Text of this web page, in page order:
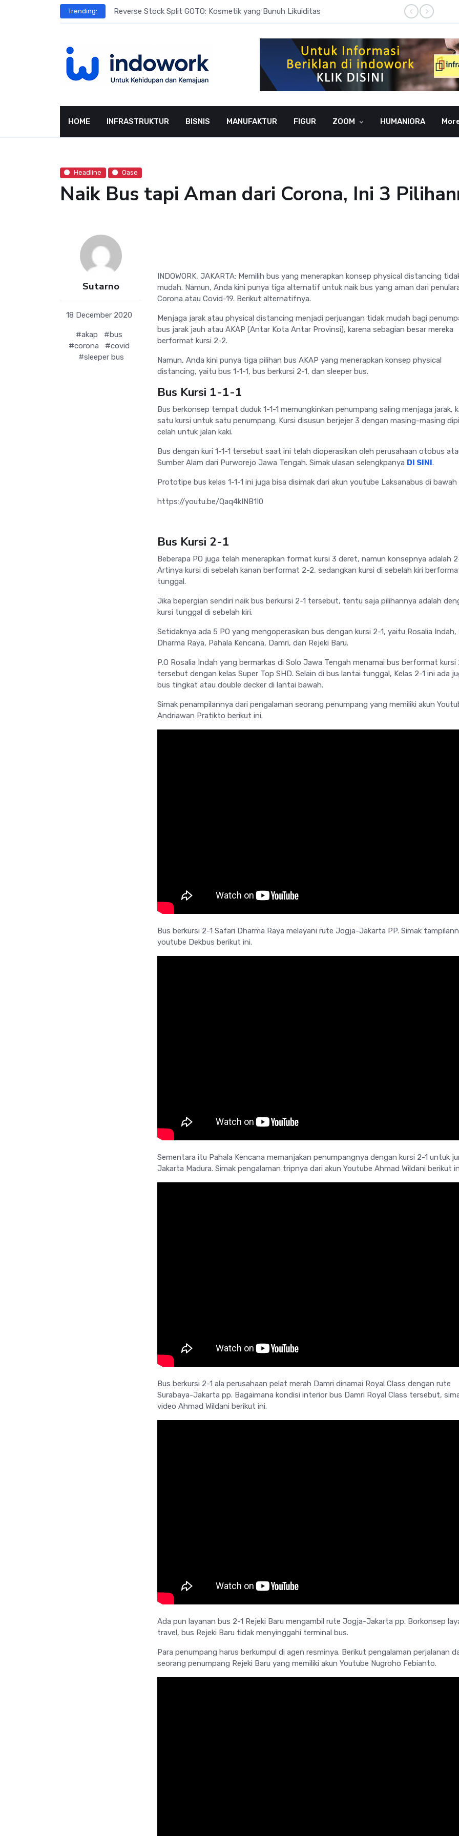
Trending: Reverse Stock Split GOTO: Kosmetik yang Bunuh Likuiditas
HOME INFRASTRUKTUR BISNIS MANUFAKTUR FIGUR ZOOM HUMANIORA
Headline Oase
Naik Bus tapi Aman dari Corona, Ini 3
Sutarno
18 December 2020
#akap
#bus
#corona
#covid
#sleeper bus
INDOWORK, JAKARTA: Memilih bus yang menerapkan konsep physical distancing
mudah. Namun, Anda kini punya tiga alternatif untuk naik bus yang aman dari
Corona atau Covid-19. Berikut alternatifnya.
Menjaga jarak atau physical distancing menjadi perjuangan tidak mudah bagi
bus jarak jauh atau AKAP (Antar Kota Antar Provinsi), karena sebagian besar mereka
berformat kursi 2-2.
Namun, Anda kini punya tiga pilihan bus AKAP yang menerapkan konsep physical
distancing, yaitu bus 1-1-1, bus berkursi 2-1, dan sleeper bus.
Bus Kursi 1-1-1
Bus berkonsep tempat duduk 1-1-1 memungkinkan penumpang saling menjaga jarak,
satu kursi untuk satu penumpang. Kursi disusun berjejer 3 dengan masing-masing
celah untuk jalan kaki.
Bus dengan kuri 1-1-1 tersebut saat ini telah dioperasikan oleh perusahaan otobus
Sumber Alam dari Purworejo Jawa Tengah. Simak ulasan selengkpanya DI SINI.
Prototipe bus kelas 1-1-1 ini juga bisa disimak dari akun youtube Laksanabus di bawah
https://youtu.be/Qaq4kINB1I0
Bus Kursi 2-1
Beberapa PO juga telah menerapkan format kursi 3 deret, namun konsepnya adalah
Artinya kursi di sebelah kanan berformat 2-2, sedangkan kursi di sebelah kiri
tunggal.
Jika bepergian sendiri naik bus berkursi 2-1 tersebut, tentu saja pilihannya adalah
kursi tunggal di sebelah kiri.
Setidaknya ada 5 PO yang mengoperasikan bus dengan kursi 2-1, yaitu Rosalia Indah,
Dharma Raya, Pahala Kencana, Damri, dan Rejeki Baru.
P.O Rosalia Indah yang bermarkas di Solo Jawa Tengah menamai bus berformat kursi
tersebut dengan kelas Super Top SHD. Selain di bus lantai tunggal, Kelas 2-1 ini ada
bus tingkat atau double decker di lantai bawah.
Simak penampilannya dari pengalaman seorang penumpang yang memiliki akun
Andriawan Pratikto berikut ini.
Bus berkursi 2-1 Safari Dharma Raya melayani rute Jogja-Jakarta PP. Simak
youtube Dekbus berikut ini.
Sementara itu Pahala Kencana memanjakan penumpangnya dengan kursi 2-1 untuk
Jakarta Madura. Simak pengalaman tripnya dari akun Youtube Ahmad Wildani berikut
Bus berkursi 2-1 ala perusahaan pelat merah Damri dinamai Royal Class dengan rute
Surabaya-Jakarta pp. Bagaimana kondisi interior bus Damri Royal Class tersebut,
video Ahmad Wildani berikut ini.
Ada pun layanan bus 2-1 Rejeki Baru mengambil rute Jogja-Jakarta pp. Borkonsep
travel, bus Rejeki Baru tidak menyinggahi terminal bus.
Para penumpang harus berkumpul di agen resminya. Berikut pengalaman perjalanan
seorang penumpang Rejeki Baru yang memiliki akun Youtube Nugroho Febianto.